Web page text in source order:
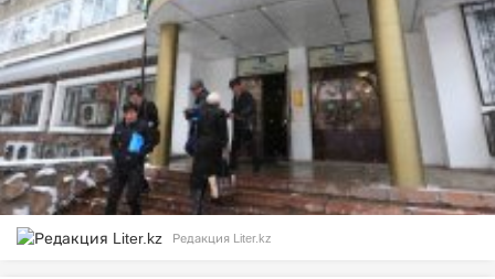
Редакция Liter.kz